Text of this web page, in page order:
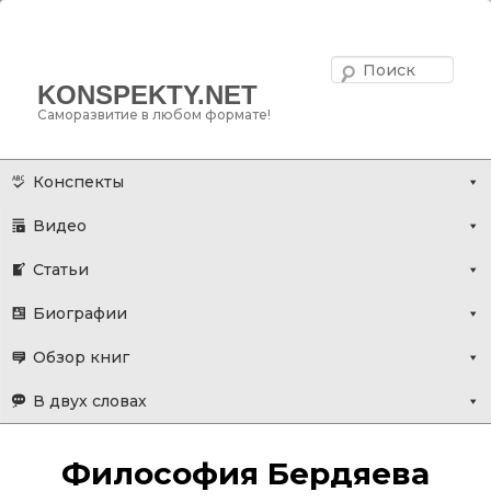
KONSPEKTY.NET
Саморазвитие в любом формате!
Главное меню
основному
Конспекты
Видео
Статьи
Биографии
Обзор книг
В двух словах
Философия Бердяева